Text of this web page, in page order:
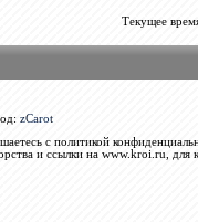
Текущее
zCarot
с политикой
и ссылки на www.kroi.ru, для